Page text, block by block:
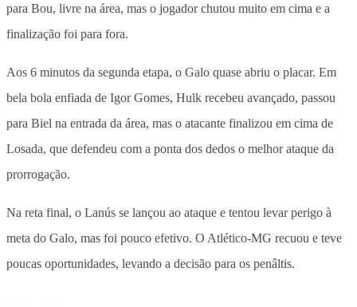
para Bou, livre na área, mas o jogador chutou muito em cima e a
finalização foi para fora.
Aos 6 minutos da segunda etapa, o Galo quase abriu o placar. Em
bela bola enfiada de Igor Gomes, Hulk recebeu avançado, passou
para Biel na entrada da área, mas o atacante finalizou em cima de
Losada, que defendeu com a ponta dos dedos o melhor ataque da
prorrogação.
Na reta final, o Lanús se lançou ao ataque e tentou levar perigo à
meta do Galo, mas foi pouco efetivo. O Atlético-MG recuou e teve
poucas oportunidades, levando a decisão para os penâltis.